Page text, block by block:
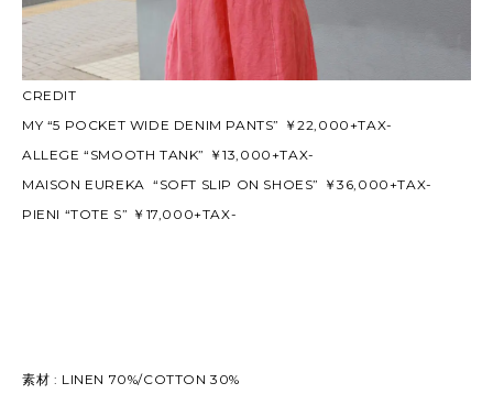
CREDIT
MY “5 POCKET WIDE DENIM PANTS” ￥22,000+TAX-
ALLEGE “SMOOTH TANK” ￥13,000+TAX-
MAISON EUREKA “SOFT SLIP ON SHOES” ￥36,000+TAX-
PIENI “TOTE S” ￥17,000+TAX-
素材 : LINEN 70%/COTTON 30%